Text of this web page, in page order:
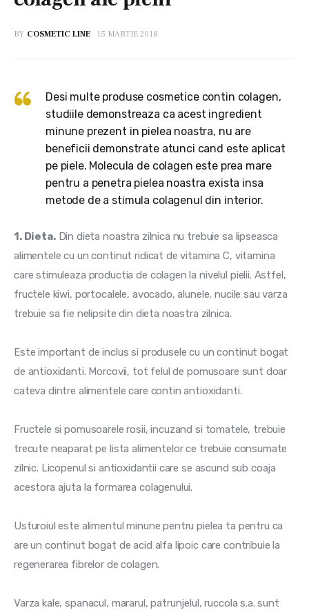
BY COSMETIC LINE 15 MARTIE 2018
Desi multe produse cosmetice contin colagen,
studiile demonstreaza ca acest ingredient
minune prezent in pielea noastra, nu are
beneficii demonstrate atunci cand este aplicat
pe piele. Molecula de colagen este prea mare
pentru a penetra pielea noastra exista insa
metode de a stimula colagenul din interior.
1. Dieta. Din dieta noastra zilnica nu trebuie sa lipseasca
alimentele cu un continut ridicat de vitamina C, vitamina
care stimuleaza productia de colagen la nivelul pielii. Astfel,
fructele kiwi, portocalele, avocado, alunele, nucile sau varza
trebuie sa fie nelipsite din dieta noastra zilnica.
Este important de inclus si produsele cu un continut bogat
de antioxidanti. Morcovii, tot felul de pomusoare sunt doar
cateva dintre alimentele care contin antioxidanti.
Fructele si pomusoarele rosii, incuzand si tomatele, trebuie
trecute neaparat pe lista alimentelor ce trebuie consumate
zilnic. Licopenul si antioxidantii care se ascund sub coaja
acestora ajuta la formarea colagenului.
Usturoiul este alimentul minune pentru pielea ta pentru ca
are un continut bogat de acid alfa lipoic care contribuie la
regenerarea fibrelor de colagen.
Varza kale, spanacul, mararul, patrunjelul, ruccola s.a. sunt